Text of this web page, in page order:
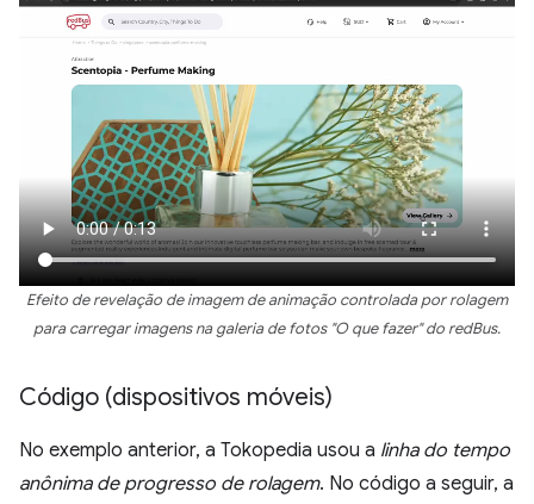
Efeito de revelação de imagem de animação controlada por rolagem
para carregar imagens na galeria de fotos "O que fazer" do redBus.
Código (dispositivos móveis)
No exemplo anterior, a Tokopedia usou a linha do tempo
anônima de progresso de rolagem. No código a seguir, a